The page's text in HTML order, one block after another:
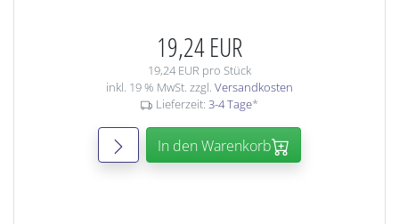
19,24 EUR
19,24 EUR pro Stück
inkl. 19 % MwSt. zzgl. Versandkosten
Lieferzeit: 3-4 Tage*
In den Warenkorb